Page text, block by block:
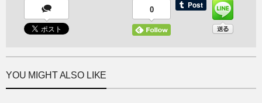
0
YOU MIGHT ALSO LIKE